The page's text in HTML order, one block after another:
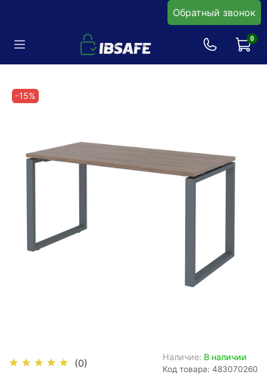
Обратный звонок
0
-15%
(0)
Наличие: В наличии
Код товара: 483070260